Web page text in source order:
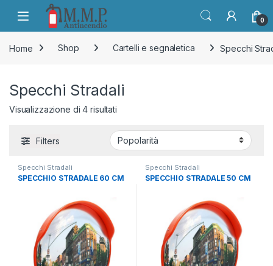
Skip to navigation
Skip to content
Open 0
Home Shop Cartelli e segnaletica Specchi
Specchi Stradali
Visualizzazione di 4 risultatiPopolarità
Filters
Specchi Stradali
SPECCHIO STRADALE 60 CM
Specchi Stradali
SPECCHIO STRADALE 50 CM